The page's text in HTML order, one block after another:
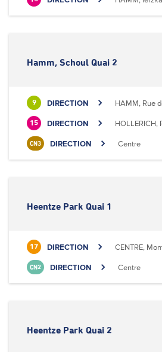
Hamm, Schoul Quai 2
9 DIRECTION HAMM, Rue
15 DIRECTION HOLLERICH,
CN3 DIRECTION Centre
Heentze Park Quai 1
17 DIRECTION CENTRE,
CN2 DIRECTION Centre
Heentze Park Quai 2